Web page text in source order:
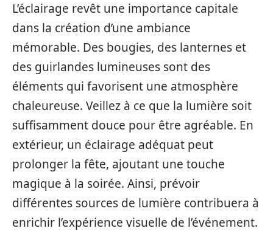
L’éclairage revêt une importance capitale
dans la création d’une ambiance
mémorable. Des bougies, des lanternes et
des guirlandes lumineuses sont des
éléments qui favorisent une atmosphère
chaleureuse. Veillez à ce que la lumière soit
suffisamment douce pour être agréable. En
extérieur, un éclairage adéquat peut
prolonger la fête, ajoutant une touche
magique à la soirée. Ainsi, prévoir
différentes sources de lumière contribuera à
enrichir l’expérience visuelle de l’événement.